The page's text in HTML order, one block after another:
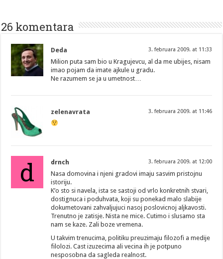
26 komentara
Deda 3. februara 2009. at 11:33
Milion puta sam bio u Kragujevcu, al da me ubijes, nisam
imao pojam da imate ajkule u gradu.
Ne razumem se ja u umetnost…
zelenavrata 3. februara 2009. at 11:46
d drnch 3. februara 2009. at 12:00
Nasa domovina i njeni gradovi imaju sasvim pristojnu
istoriju.
K’o sto si navela, ista se sastoji od vrlo konkretnih stvari,
dostignuca i poduhvata, koji su ponekad malo slabije
dokumetovani zahvaljujuci nasoj poslovicnoj aljkavosti.
Trenutno je zatisje. Nista ne mice. Cutimo i slusamo sta
nam se kaze. Zali boze vremena.
U takvim trenucima, politiku preuzimaju filozofi a medije
filolozi. Cast izuzecima ali vecina ih je potpuno
nesposobna da sagleda realnost.